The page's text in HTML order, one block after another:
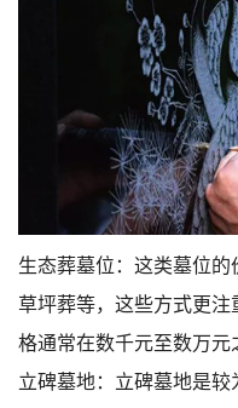
生态葬墓位：这类墓位的
草坪葬等，这些方式更
格通常在数千元至数万元
立碑墓地：立碑墓地是